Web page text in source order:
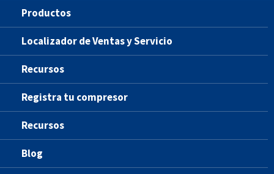
Productos
Localizador de Ventas y Servicio
Recursos
Registra tu compresor
Recursos
Blog